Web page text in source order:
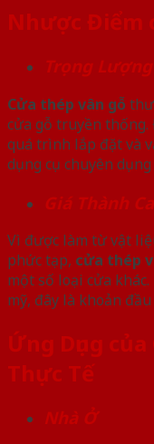
Nhược Điểm
Trọng
Cửa thép vân gỗ
cửa gỗ truyền
quá trình lắp đặt và
dụng cụ chuyên
Giá Thành
Vì được làm từ vật
phức tạp, cửa thép
một số loại cửa
mỹ, đây là khoản
Ứng Dụng
Thực Tế
Nhà Ở